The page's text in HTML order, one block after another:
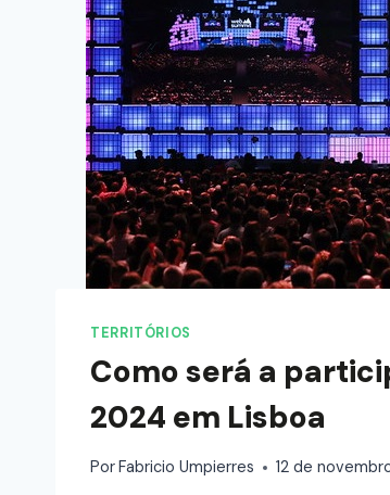
TERRITÓRIOS
Como será a
2024 em Lisboa
PorFabricio Umpierres 12 de